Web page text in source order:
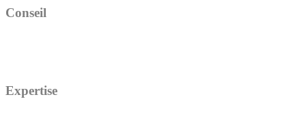
Conseil
Expertise